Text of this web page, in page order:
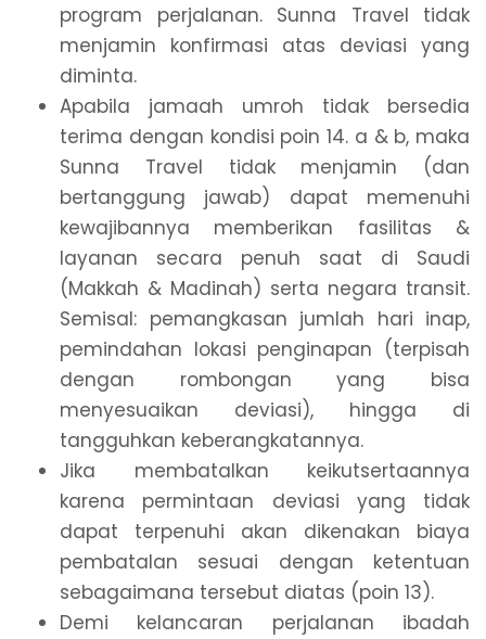
program perjalanan. Sunna Travel tidak
menjamin konfirmasi atas deviasi yang
diminta.
Apabila jamaah umroh tidak bersedia
terima dengan kondisi poin 14. a & b, maka
Sunna Travel tidak menjamin (dan
bertanggung jawab) dapat memenuhi
kewajibannya memberikan fasilitas &
layanan secara penuh saat di Saudi
(Makkah & Madinah) serta negara transit.
Semisal: pemangkasan jumlah hari inap,
pemindahan lokasi penginapan (terpisah
dengan rombongan yang bisa
menyesuaikan deviasi), hingga di
tangguhkan keberangkatannya.
Jika membatalkan keikutsertaannya
karena permintaan deviasi yang tidak
dapat terpenuhi akan dikenakan biaya
pembatalan sesuai dengan ketentuan
sebagaimana tersebut diatas (poin 13).
Demi kelancaran perjalanan ibadah